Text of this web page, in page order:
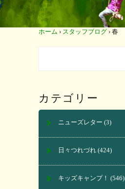
ホーム › スタッフブログ › 春
カテゴリー
ニューズレター (3)
日々つれづれ (424)
キッズキャンプ！ (546)